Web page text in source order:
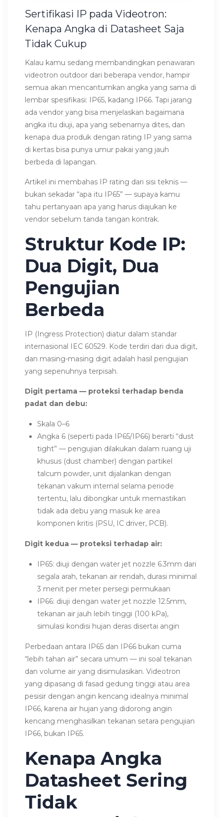
Sertifikasi IP pada Videotron:
Kenapa Angka di Datasheet Saja
Tidak Cukup
Kalau kamu sedang membandingkan penawaran
videotron outdoor dari beberapa vendor, hampir
semua akan mencantumkan angka yang sama di
lembar spesifikasi: IP65, kadang IP66. Tapi jarang
ada vendor yang bisa menjelaskan bagaimana
angka itu diuji, apa yang sebenarnya dites, dan
kenapa dua produk dengan rating IP yang sama
di kertas bisa punya umur pakai yang jauh
berbeda di lapangan.
Artikel ini membahas IP rating dari sisi teknis —
bukan sekadar “apa itu IP65” — supaya kamu
tahu pertanyaan apa yang harus diajukan ke
vendor sebelum tanda tangan kontrak.
Struktur Kode IP:
Dua Digit, Dua
Pengujian
Berbeda
IP (Ingress Protection) diatur dalam standar
internasional IEC 60529. Kode terdiri dari dua digit,
dan masing-masing digit adalah hasil pengujian
yang sepenuhnya terpisah.
Digit pertama — proteksi terhadap benda
padat dan debu:
Skala 0–6
Angka 6 (seperti pada IP65/IP66) berarti “dust
tight” — pengujian dilakukan dalam ruang uji
khusus (dust chamber) dengan partikel
talcum powder, unit dijalankan dengan
tekanan vakum internal selama periode
tertentu, lalu dibongkar untuk memastikan
tidak ada debu yang masuk ke area
komponen kritis (PSU, IC driver, PCB).
Digit kedua — proteksi terhadap air:
IP65: diuji dengan water jet nozzle 6.3mm dari
segala arah, tekanan air rendah, durasi minimal
3 menit per meter persegi permukaan
IP66: diuji dengan water jet nozzle 12.5mm,
tekanan air jauh lebih tinggi (100 kPa),
simulasi kondisi hujan deras disertai angin
Perbedaan antara IP65 dan IP66 bukan cuma
“lebih tahan air” secara umum — ini soal tekanan
dan volume air yang disimulasikan. Videotron
yang dipasang di fasad gedung tinggi atau area
pesisir dengan angin kencang idealnya minimal
IP66, karena air hujan yang didorong angin
kencang menghasilkan tekanan setara pengujian
IP66, bukan IP65.
Kenapa Angka
Datasheet Sering
Tidak